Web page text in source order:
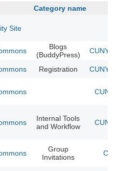
Category name
Site
Blogs
(BuddyPress)
CUNY
Registration CUNY
Internal Tools
and Workflow
Group
Invitations